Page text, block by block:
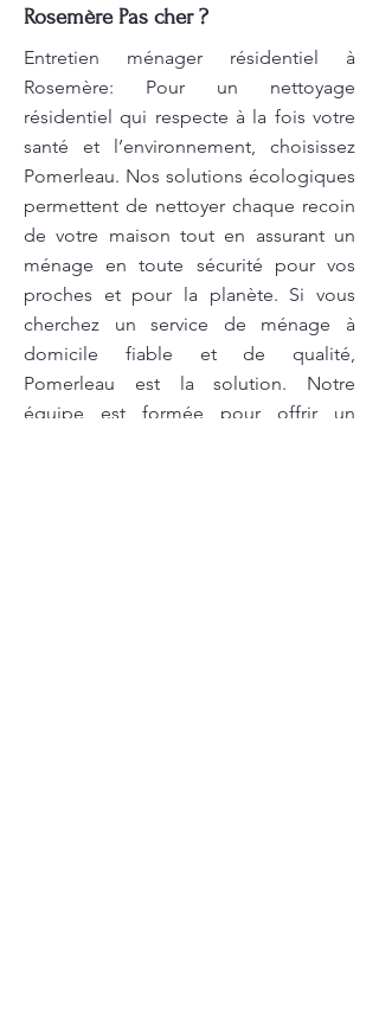
Rosemère Pas cher ?
Entretien ménager résidentiel à
Rosemère: Pour un nettoyage
résidentiel qui respecte à la fois votre
santé et l’environnement, choisissez
Pomerleau. Nos solutions écologiques
permettent de nettoyer chaque recoin
de votre maison tout en assurant un
ménage en toute sécurité pour vos
proches et pour la planète. Si vous
cherchez un service de ménage à
domicile fiable et de qualité,
Pomerleau est la solution. Notre
équipe est formée pour offrir un